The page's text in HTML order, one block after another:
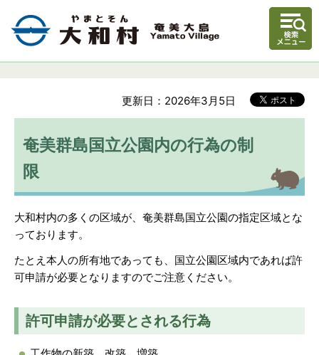
更新日：2026年3月5日
奄美群島国立公園内の行為の制
限
大和村内の多くの区域が、奄美群島国立公園の指定区域とな
っております。
たとえ本人の所有地であっても、国立公園区域内であれば許
可申請が必要となりますのでご注意ください。
許可申請が必要とされる行為